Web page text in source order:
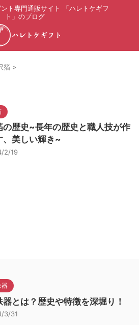
ト専門通販サイト 「ハレトケギフ
ト」のブログ
箔 >
の歴史~長年の歴史と職人技が作
、美しい輝き~
2/19
器
器とは？歴史や特徴を深堀り！
3/31